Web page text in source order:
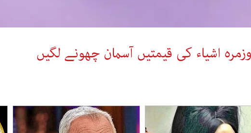
اشیاء کی قیمتیں آسمان چھونے لگیں